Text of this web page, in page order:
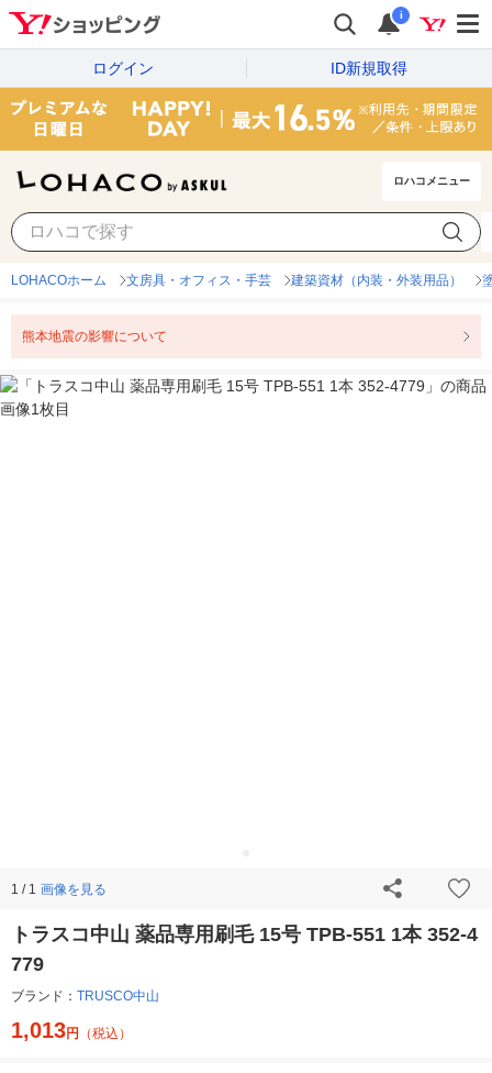
i
ログイン ID新規取得
ロハコメニュー
LOHACOホーム 文房具・オフィス・手芸 建築資材（内装・外装用品）
熊本地震の影響について
1 / 1 画像を見る
トラスコ中山 薬品専用刷毛 15号 TPB-551 1本 352-4
779
ブランド： TRUSCO中山
1,013円 （税込）